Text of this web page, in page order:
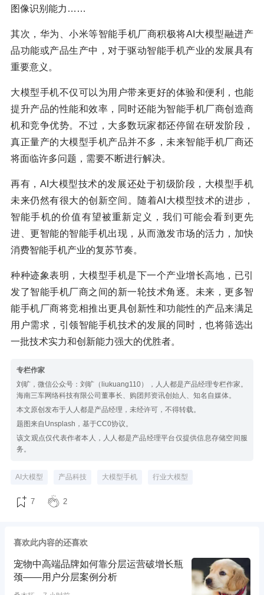
图像识别能力……
其次，华为、小米等智能手机厂商积极将AI大模型融进产
品功能或产品生产中，对于驱动智能手机产业的发展具有
重要意义。
大模型手机不仅可以为用户带来更好的体验和便利，也能
提升产品的性能和效率，同时还能为智能手机厂商创造商
机和竞争优势。不过，大多数玩家都还停留在研发阶段，
真正量产的大模型手机产品并不多，未来智能手机厂商还
将面临许多问题，需要不断进行解决。
再有，AI大模型技术的发展还处于初级阶段，大模型手机
未来仍然有很大的创新空间。随着AI大模型技术的进步，
智能手机的价值有望被重新定义，我们可能会看到更先
进、更智能的智能手机出现，从而激发市场的活力，加快
消费智能手机产业的复苏节奏。
种种迹象表明，大模型手机是下一个产业增长高地，已引
发了智能手机厂商之间的新一轮技术角逐。未来，更多智
能手机厂商将竞相推出更具创新性和功能性的产品来满足
用户需求，引领智能手机技术的发展的同时，也将筛选出
一批技术实力和创新能力强大的优胜者。
专栏作家
刘旷，微信公众号：刘旷（liukuang110），人人都是产品经理专栏作家。
海南三车网络科技有限公司董事长、购团邦资讯创始人、知名自媒体。
本文原创发布于人人都是产品经理，未经许可，不得转载。
题图来自Unsplash，基于CC0协议。
该文观点仅代表作者本人，人人都是产品经理平台仅提供信息存储空间服
务。
AI大模型 产品科技 大模型手机 行业大模型
7 2
喜欢此内容的还喜欢
宠物中高端品牌如何靠分层运营破增长瓶
颈——用户分层案例分析